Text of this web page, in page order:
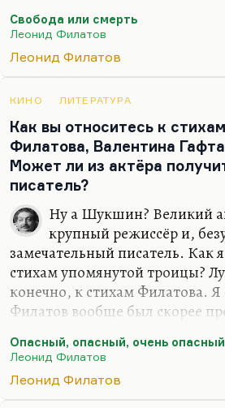
довольно частая. Почему
этот фильм? Потому что ему
казалось (и он всерьёз
последовательно бороться за
общем, это фильм о
интеллигенции, о
идеалов.
Денис Драгунский довольно
написал, на мой взгляд, о том,
Свобода или смерть
Леонид Филатов
Леонид Филатов
КИНО ЛИТЕРАТУРА
Как вы относитесь к
Филатова, Валентина
Может ли из актёра
писатель?
Ну а Шукшин? Великий
крупный режиссёр и,
замечательный писатель. Как
стихам упомянутой троицы?
конечно, к стихам Филатова. Я
Филатов вообще был скорее
следствием отчасти его
литературный дар. Слава
Любимова и таганской
Опасный, опасный, очень опасный
Леонид Филатов
Леонид Филатов